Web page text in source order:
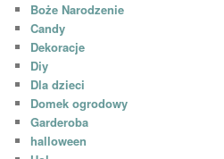
Boże Narodzenie
Candy
Dekoracje
Diy
Dla dzieci
Domek ogrodowy
Garderoba
halloween